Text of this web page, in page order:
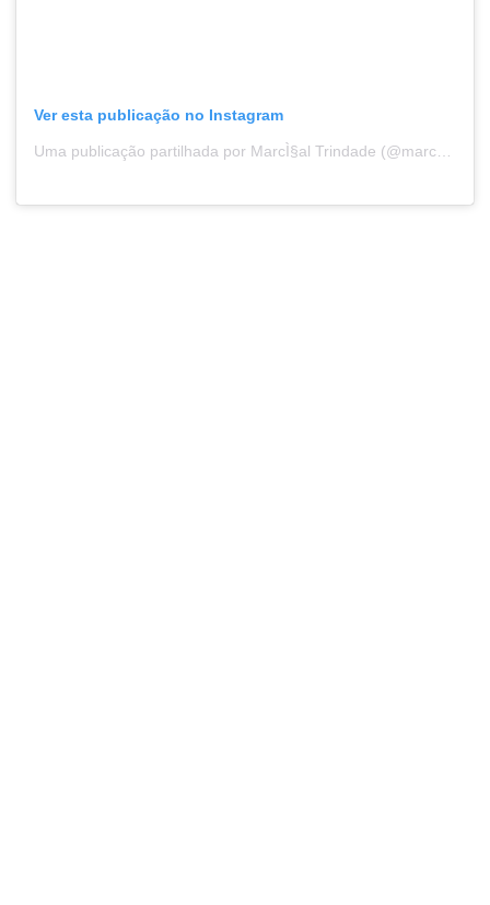
Ver esta publicação no Instagram
Uma publicação partilhada por MarcÌ§al Trindade (@marcaltrindade)